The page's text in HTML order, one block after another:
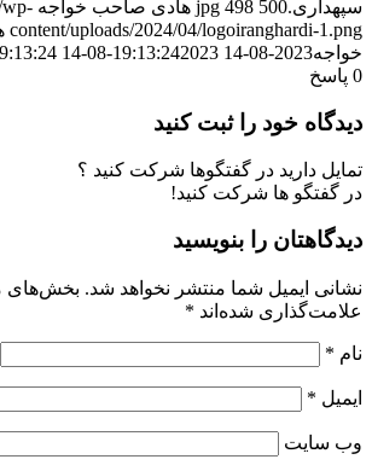
سپهداری.jpg
498 500 هادی صاحب خواجه wp-
content/uploads/2024/04/logoiranghardi-1.png
خواجه2023-08-14 19:13:24
2023-08-14 19:13:24
0 پاسخ
دیدگاه خود را ثبت کنید
تمایل دارید در گفتگوها شرکت کنید ؟
در گفتگو ها شرکت کنید!
دیدگاهتان را بنویسید
نشانی ایمیل شما منتشر نخواهد شد. بخش‌های
علامت‌گذاری شده‌اند *
نام *
ایمیل *
وب‌ سایت